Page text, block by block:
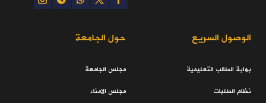
الوصول السريع
بوابة الطالب التعليمية
نظام الطلبات
حول الجامعة
مجلس الجامعة
مجلس الامناء